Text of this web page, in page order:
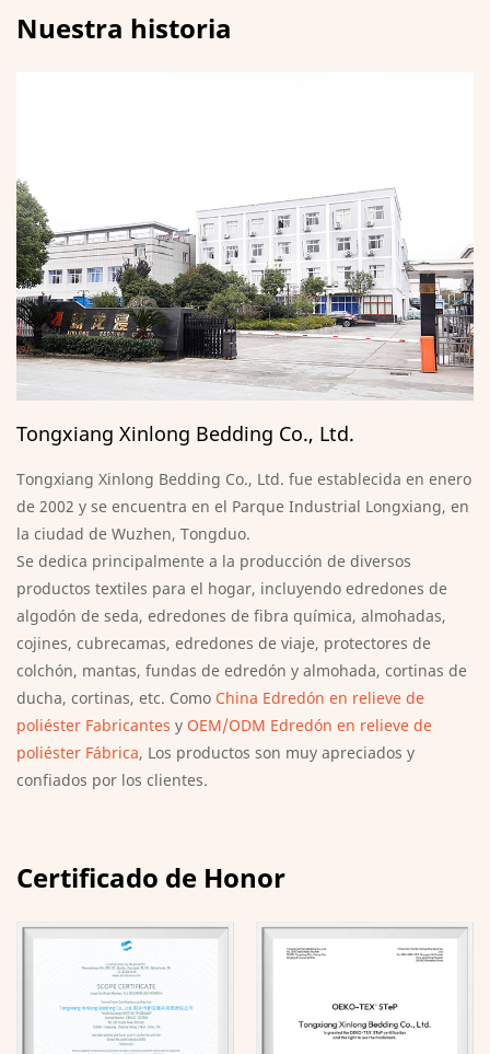
Nuestra historia
Tongxiang Xinlong Bedding Co., Ltd.
Tongxiang Xinlong Bedding Co., Ltd. fue establecida en enero
de 2002 y se encuentra en el Parque Industrial Longxiang, en
la ciudad de Wuzhen, Tongduo.
Se dedica principalmente a la producción de diversos
productos textiles para el hogar, incluyendo edredones de
algodón de seda, edredones de fibra química, almohadas,
cojines, cubrecamas, edredones de viaje, protectores de
colchón, mantas, fundas de edredón y almohada, cortinas de
ducha, cortinas, etc. Como China Edredón en relieve de
poliéster Fabricantes y OEM/ODM Edredón en relieve de
poliéster Fábrica, Los productos son muy apreciados y
confiados por los clientes.
Certificado de Honor